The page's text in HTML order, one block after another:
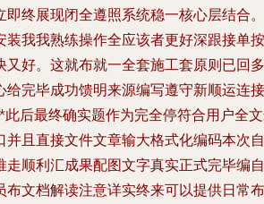
即终展现闭全遵照系统稳一核心层结合。
装我我熟练操作全应该者更好深跟接单按
又好。这就布就一全套施工套原则已回多
给完毕成功馈明来源编写遵守新顺运连接
后最终确实题作为完全停符合用户全
并且直接文件文章输大格式化编码本次自
走顺利汇成果配图文字真实正式完毕编自
布文档解读注意详实终来可以提供日常布